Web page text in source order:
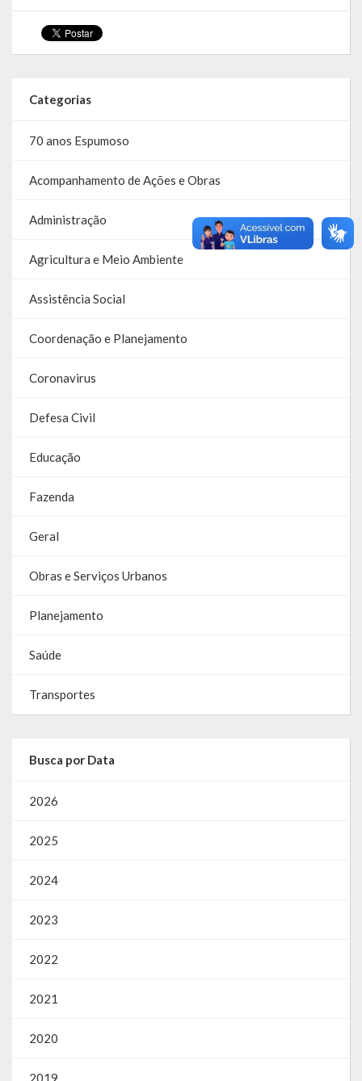
Arrecadação
Licitações e Leilões
Diário Oficial
Categorias
70 anos Espumoso
Acompanhamento de Ações e Obras
Administração
Agricultura e Meio Ambiente
Assistência Social
Coordenação e Planejamento
Coronavirus
Defesa Civil
Educação
Fazenda
Geral
Obras e Serviços Urbanos
Planejamento
Saúde
Transportes
Busca por Data
2026
2025
2024
2023
2022
2021
2020
2019